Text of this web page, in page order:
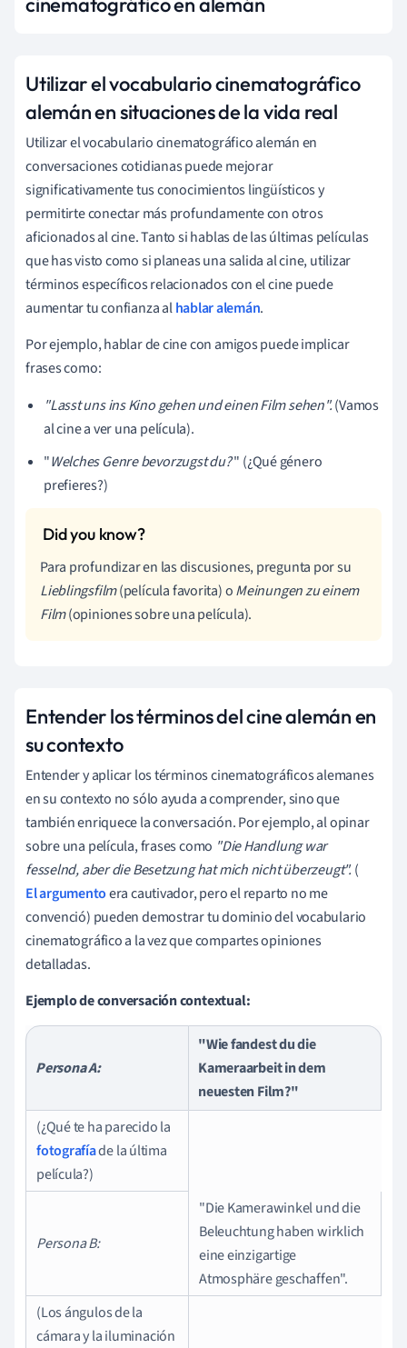
Utilizar el vocabulario cinematográfico
alemán en situaciones de la vida real
Utilizar el vocabulario cinematográfico alemán en
conversaciones cotidianas puede mejorar
significativamente tus conocimientos lingüísticos y
permitirte conectar más profundamente con otros
aficionados al cine. Tanto si hablas de las últimas películas
que has visto como si planeas una salida al cine, utilizar
términos específicos relacionados con el cine puede
aumentar tu confianza alhablar alemán.
Por ejemplo, hablar de cine con amigos puede implicar
frases como:
"Lasst uns ins Kino gehen und einen Film sehen".(Vamos
al cine a ver una película).
"Welches Genre bevorzugst du?" (¿Qué género
prefieres?)
Para profundizar en las discusiones, pregunta por su
Lieblingsfilm(película favorita) oMeinungen zu einem
Film(opiniones sobre una película).
Entender los términos del cine alemán en
su contexto
Entender y aplicar los términos cinematográficos alemanes
en su contexto no sólo ayuda a comprender, sino que
también enriquece la conversación. Por ejemplo, al opinar
sobre una película, frases como "Die Handlung war
fesselnd, aber die Besetzung hat mich nicht überzeugt".(
El argumentoera cautivador, pero el reparto no me
convenció) pueden demostrar tu dominio del vocabulario
cinematográfico a la vez que compartes opiniones
detalladas.
Ejemplo de conversación contextual:
Persona A:
"Wie fandest du die
Kameraarbeit in dem
neuesten Film?"
(¿Qué te ha parecido la
fotografíade la última
película?)
Persona B:
"Die Kamerawinkel und die
Beleuchtung haben wirklich
eine einzigartige
Atmosphäre geschaffen".
(Los ángulos de la
cámara y la iluminación